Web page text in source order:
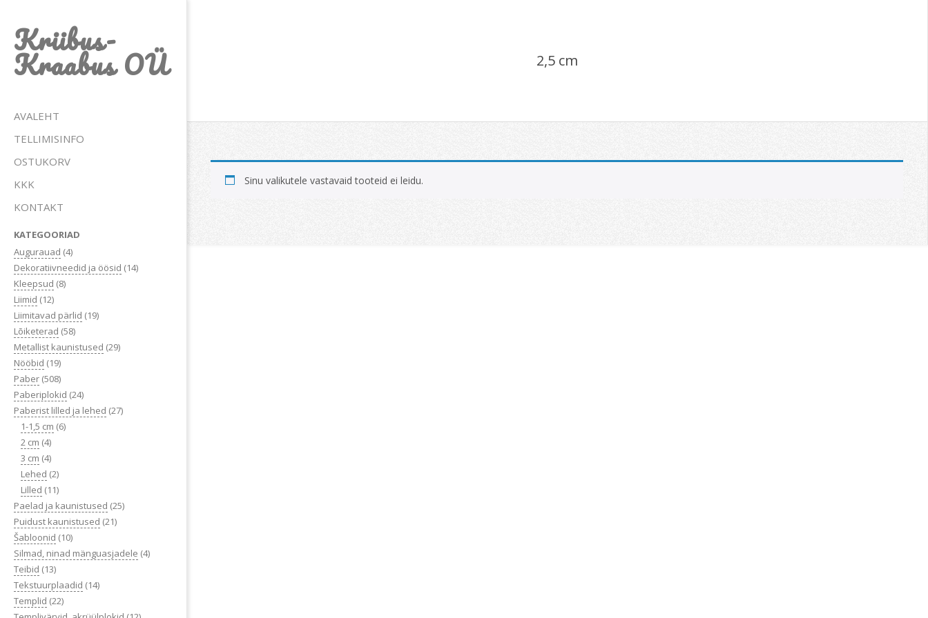
content
Kriibus-
Kraabus OÜ
Primary
Menu
AVALEHT
TELLIMISINFO
OSTUKORV
KKK
KONTAKT
KATEGOORIAD
Augurauad (4)
Dekoratiivneedid ja öösid (14)
Kleepsud (8)
Liimid (12)
Liimitavad pärlid (19)
Lõiketerad (58)
Metallist kaunistused (29)
Nööbid (19)
Paber (508)
Paberiplokid (24)
Paberist lilled ja lehed (27)
1-1,5 cm (6)
2 cm (4)
3 cm (4)
Lehed (2)
Lilled (11)
Paelad ja kaunistused (25)
Puidust kaunistused (21)
Šabloonid (10)
Silmad, ninad mänguasjadele (4)
Teibid (13)
Tekstuurplaadid (14)
Templid (22)
2,5 cm
Sinu valikutele vastavaid tooteid ei leidu.